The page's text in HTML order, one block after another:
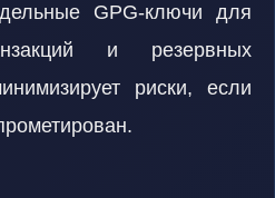
GPG-ключи для
и резервных
риски, если